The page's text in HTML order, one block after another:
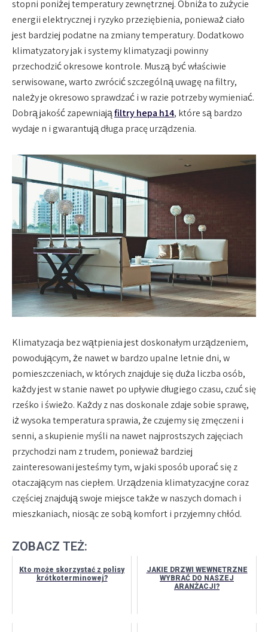
stopni poniżej temperatury zewnętrznej. Obniża to zużycie
energii elektrycznej i ryzyko przeziębienia, ponieważ ciało
jest bardziej podatne na zmiany temperatury. Dodatkowo
klimatyzatory jak i systemy klimatyzacji powinny
przechodzić okresowe kontrole. Muszą być właściwie
serwisowane, warto zwrócić szczególną uwagę na filtry,
należy je okresowo sprawdzać i w razie potrzeby wymieniać.
Dobrą jakość zapewniająfiltry hepa h14, które są bardzo
wydaje n i gwarantują długa pracę urządzenia.
Klimatyzacja bez wątpienia jest doskonałym urządzeniem,
powodującym, że nawet w bardzo upalne letnie dni, w
pomieszczeniach, w których znajduje się duża liczba osób,
każdy jest w stanie nawet po upływie długiego czasu, czuć się
rześko i świeżo. Każdy z nas doskonale zdaje sobie sprawę,
iż wysoka temperatura sprawia, że czujemy się zmęczeni i
senni, a skupienie myśli na nawet najprostszych zajęciach
przychodzi nam z trudem, ponieważ bardziej
zainteresowani jesteśmy tym, w jaki sposób uporać się z
otaczającym nas ciepłem. Urządzenia klimatyzacyjne coraz
częściej znajdują swoje miejsce także w naszych domach i
mieszkaniach, niosąc ze sobą komfort i przyjemny chłód.
ZOBACZ TEŻ:
Kto może skorzystać z polisy
krótkoterminowej?
JAKIE DRZWI WEWNĘTRZNE
WYBRAĆ DO NASZEJ
ARANŻACJI?